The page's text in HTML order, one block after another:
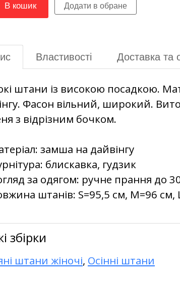
В кошик
Властивості Доставка та
штани із високою посадкою.
Фасон вільний, широкий.
з відрізним бочком.
замша на дайвінгу
блискавка, гудзик
за одягом: ручне прання до
штанів: S=95,5 см, M=96 см,
збірки
штани жіночі, Осінні штани